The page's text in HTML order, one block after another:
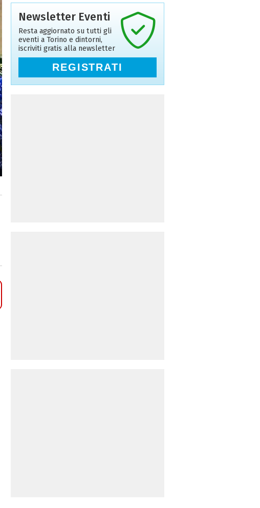
Newsletter Eventi
Resta aggiornato su tutti gli
eventi a Torino e dintorni,
iscriviti gratis alla newsletter
REGISTRATI